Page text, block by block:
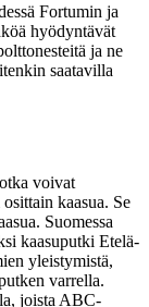
Fortumin ja
hyödyntävät
ja ne
saatavilla
voivat
kaasua. Se
Suomessa
kaasuputki Etelä-
yleistymistä,
varrella.
joista ABC-